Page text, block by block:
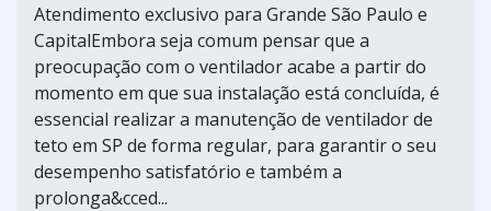
Atendimento exclusivo para Grande São Paulo e
CapitalEmbora seja comum pensar que a
preocupação com o ventilador acabe a partir do
momento em que sua instalação está concluída, é
essencial realizar a manutenção de ventilador de
teto em SP de forma regular, para garantir o seu
desempenho satisfatório e também a
prolonga&cced...